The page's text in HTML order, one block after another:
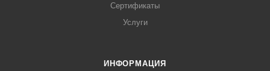
Сертификаты
Услуги
ИНФОРМАЦИЯ